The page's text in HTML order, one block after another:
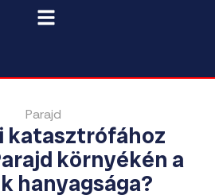
katasztrófához
környékén a
hanyagsága?